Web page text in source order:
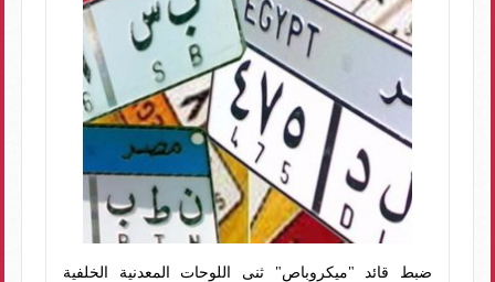
ضبط قائد "ميكروباص" ثنى اللوحات المعدنية الخلفية